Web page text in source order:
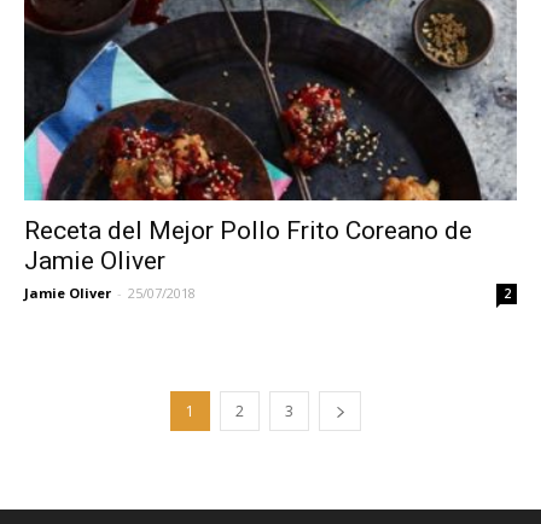
Receta del Mejor Pollo Frito Coreano de
Jamie Oliver
Jamie Oliver - 25/07/2018 2
1 2 3